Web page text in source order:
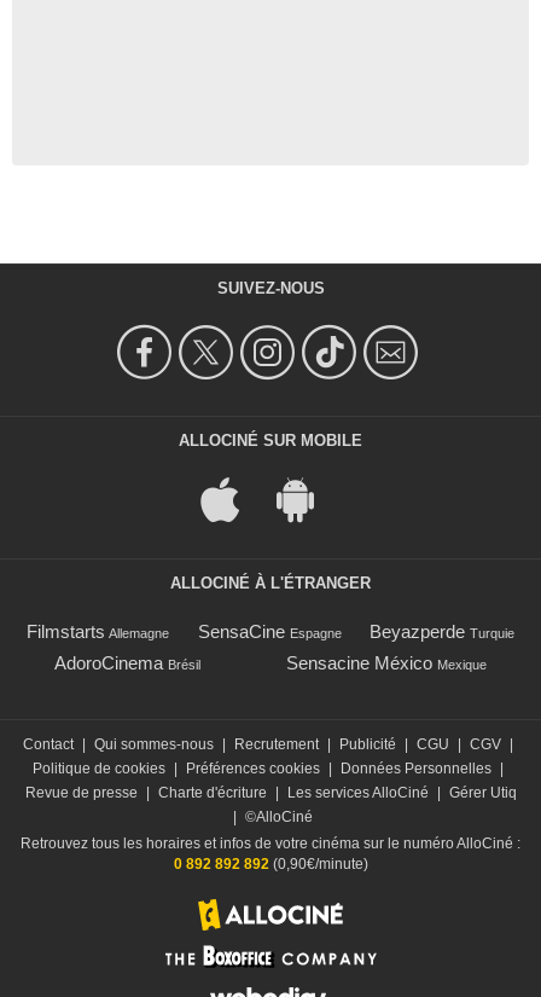
SUIVEZ-NOUS
ALLOCINÉ SUR MOBILE
ALLOCINÉ À L'ÉTRANGER
Filmstarts Allemagne SensaCine Espagne Beyazperde Turquie
AdoroCinema Brésil Sensacine México Mexique
Contact Qui sommes-nous Recrutement Publicité CGU CGV
Politique de cookies
Préférences cookies Données Personnelles
Revue de presse
Charte d'écriture Les services AlloCiné
Gérer Utiq
©AlloCiné
Retrouvez tous les horaires et infos de votre cinéma sur le numéro AlloCiné :
0 892 892 892(0,90€/minute)